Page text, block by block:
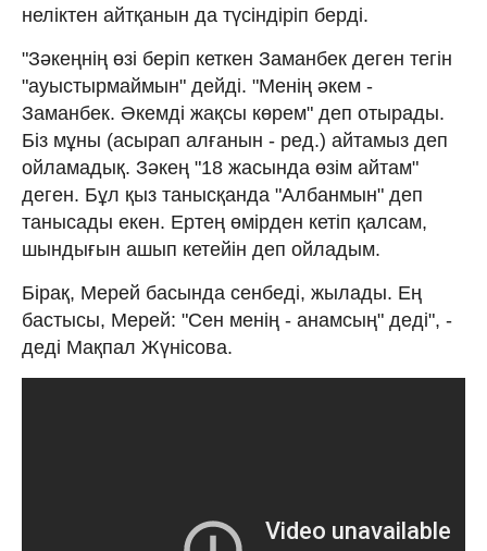
неліктен айтқанын да түсіндіріп берді.
"Зәкеңнің өзі беріп кеткен Заманбек деген тегін
"ауыстырмаймын" дейді. "Менің әкем -
Заманбек. Әкемді жақсы көрем" деп отырады.
Біз мұны (асырап алғанын - ред.) айтамыз деп
ойламадық. Зәкең "18 жасында өзім айтам"
деген. Бұл қыз танысқанда "Албанмын" деп
танысады екен. Ертең өмірден кетіп қалсам,
шындығын ашып кетейін деп ойладым.
Бірақ, Мерей басында сенбеді, жылады. Ең
бастысы, Мерей: "Сен менің - анамсың" деді", -
деді Мақпал Жүнісова.